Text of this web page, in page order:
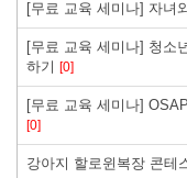
[무료 교육 세미나] 자녀
[무료 교육 세미나] 청소
하기 [0]
[무료 교육 세미나]
[0]
강아지 할로윈복장 콘테